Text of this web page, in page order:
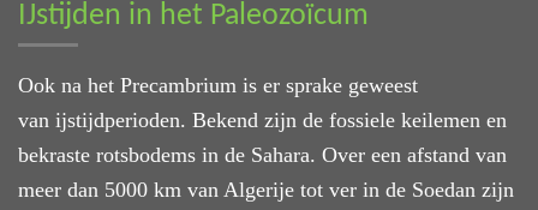
IJstijden in het Paleozoïcum
Ook na het Precambrium is er sprake geweest
van ijstijdperioden. Bekend zijn de fossiele keilemen en
bekraste rotsbodems in de Sahara. Over een afstand van
meer dan 5000 km van Algerije tot ver in de Soedan zijn